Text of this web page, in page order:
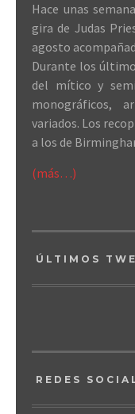
Hace unas
gira de Judas
agosto
Durante los
del mítico y
monográficos,
variados. Los
a los de
(más…)
ÚLTIMOS
REDES